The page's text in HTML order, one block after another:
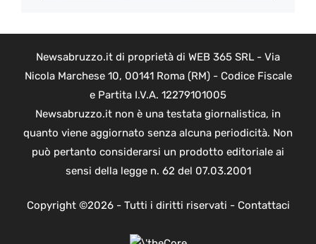
Newsabruzzo.it di proprietà di WEB 365 SRL - Via
Nicola Marchese 10, 00141 Roma (RM) - Codice Fiscale
e Partita I.V.A. 12279101005
Newsabruzzo.it non è una testata giornalistica, in
quanto viene aggiornato senza alcuna periodicità. Non
può pertanto considerarsi un prodotto editoriale ai
sensi della legge n. 62 del 07.03.2001
Copyright ©2026 - Tutti i diritti riservati - Contattaci